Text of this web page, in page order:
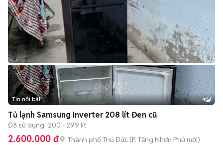
Tin nổi bật 4
Tủ lạnh Samsung Inverter 208 lít Đen cũ
Đã sử dụng 200 - 299 lít
2.600.000 đ Thành phố Thủ Đức (P. Tăng Nhơn Phú mới)